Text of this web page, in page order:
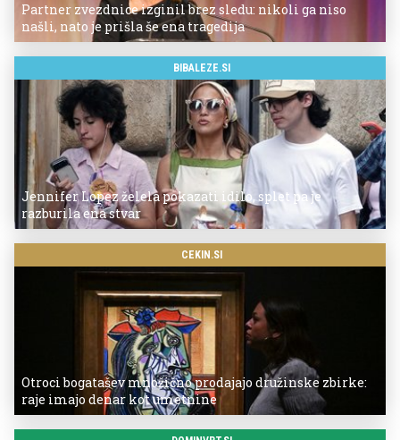
Partner zvezdnice izginil brez sledu: nikoli ga niso
našli, nato je prišla še ena tragedija
BIBALEZE.SI
Jennifer Lopez želela pokazati idilo, splet pa je
razburila ena stvar
CEKIN.SI
Otroci bogatašev množično prodajajo družinske zbirke:
raje imajo denar kot umetnine